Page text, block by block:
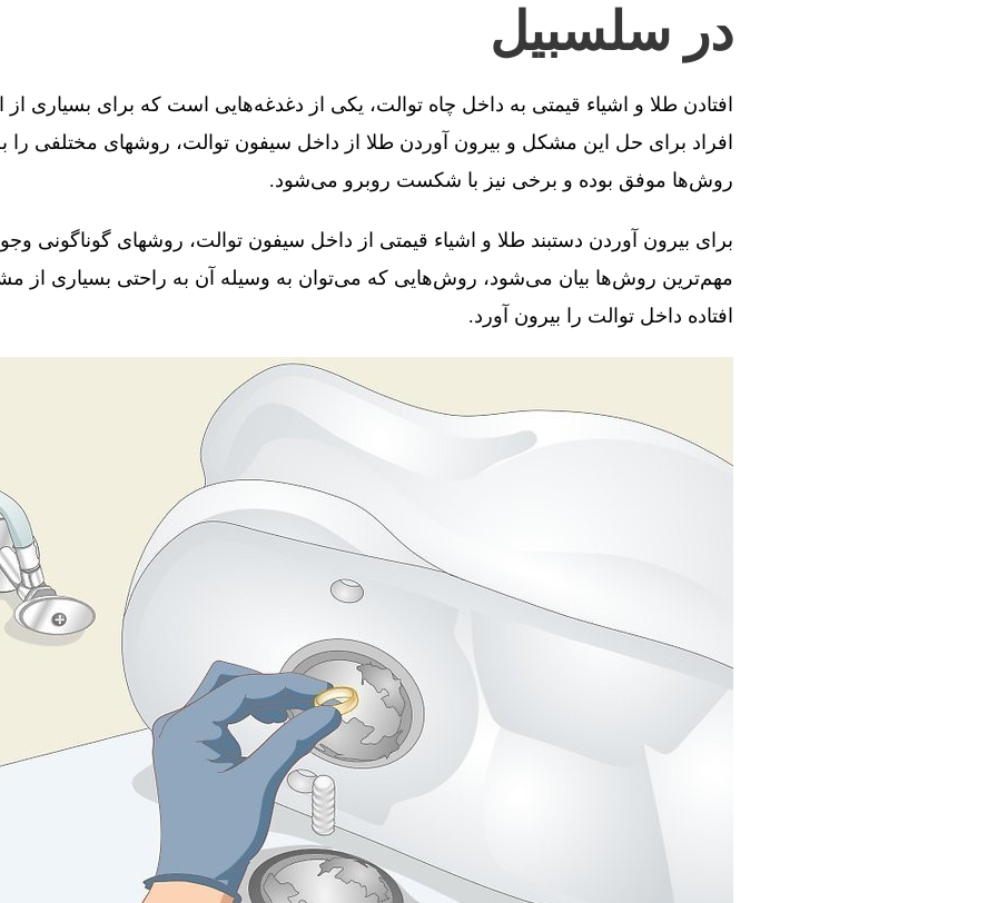
در سلسبیل
افتادن طلا و اشیاء قیمتی به داخل چاه توالت، یکی از دغدغه‌هایی است که برای بسیاری
افراد برای حل این مشکل و بیرون آوردن طلا از داخل سیفون توالت، روشهای مختلفی را
روش‌ها موفق بوده و برخی نیز با شکست روبرو می‌شود.
برای بیرون آوردن دستبند طلا و اشیاء قیمتی از داخل سیفون توالت، روشهای گوناگونی
مهم‌ترین روش‌ها بیان می‌شود، روش‌هایی که می‌توان به وسیله آن به راحتی بسیاری از
افتاده داخل توالت را بیرون آورد.